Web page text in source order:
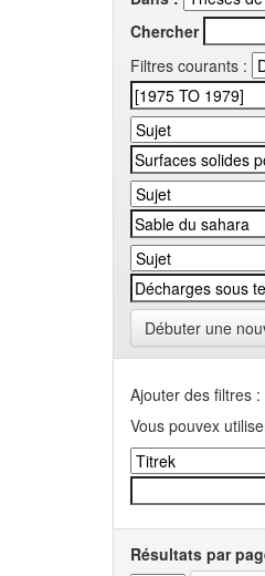
Chercher
Filtres courants :
Débuter une
Ajouter des filtres :
Vous pouvex
Résultats par